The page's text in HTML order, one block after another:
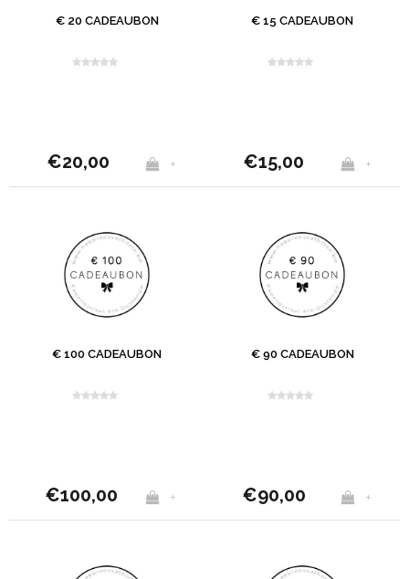
€ 20 CADEAUBON
€20,00 +
€ 15 CADEAUBON
€15,00 +
€ 100 CADEAUBON
€100,00 +
€ 90 CADEAUBON
€90,00 +